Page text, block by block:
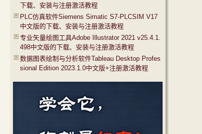
下载、安装与注册激活教程
PLC仿真软件Siemens Simatic S7-PLCSIM V17
中文版的下载、安装与注册激活教程
专业矢量绘图工具Adobe Illustrator 2021 v25.4.1.
498中文版的下载、安装与注册激活教程
数据图表绘制与分析软件Tableau Desktop Profes
sional Edition 2023.1.0中文版+注册激活教程